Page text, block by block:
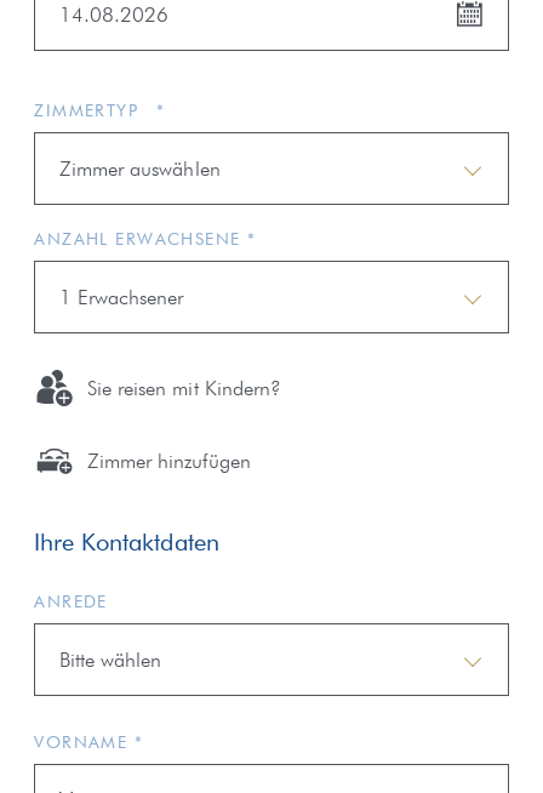
14.08.2026
ZIMMERTYP *
Zimmer auswählen
ANZAHL ERWACHSENE *
1 Erwachsener
Sie reisen mit Kindern?
Zimmer hinzufügen
Ihre Kontaktdaten
ANREDE
Bitte wählen
VORNAME *